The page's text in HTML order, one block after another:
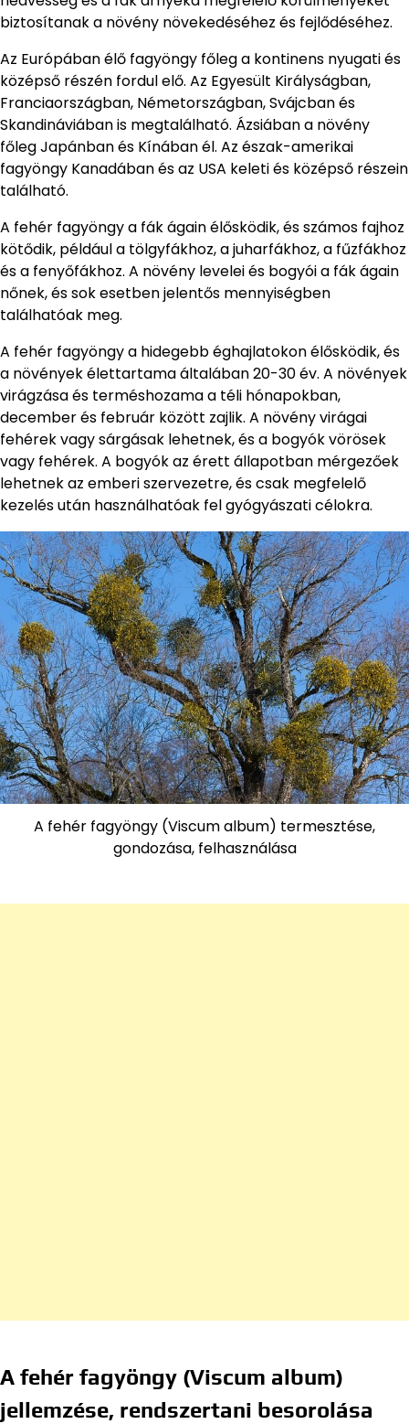
biztosítanak a növény növekedéséhez és fejlődéséhez.
Az Európában élő fagyöngy főleg a kontinens nyugati és
középső részén fordul elő. Az Egyesült Királyságban,
Franciaországban, Németországban, Svájcban és
Skandináviában is megtalálható. Ázsiában a növény
főleg Japánban és Kínában él. Az észak-amerikai
fagyöngy Kanadában és az USA keleti és középső részein
található.
A fehér fagyöngy a fák ágain élősködik, és számos fajhoz
kötődik, például a tölgyfákhoz, a juharfákhoz, a fűzfákhoz
és a fenyőfákhoz. A növény levelei és bogyói a fák ágain
nőnek, és sok esetben jelentős mennyiségben
találhatóak meg.
A fehér fagyöngy a hidegebb éghajlatokon élősködik, és
a növények élettartama általában 20-30 év. A növények
virágzása és terméshozama a téli hónapokban,
december és február között zajlik. A növény virágai
fehérek vagy sárgásak lehetnek, és a bogyók vörösek
vagy fehérek. A bogyók az érett állapotban mérgezőek
lehetnek az emberi szervezetre, és csak megfelelő
kezelés után használhatóak fel gyógyászati célokra.
A fehér fagyöngy (Viscum album) termesztése,
gondozása, felhasználása
A fehér fagyöngy (Viscum album)
jellemzése, rendszertani besorolása